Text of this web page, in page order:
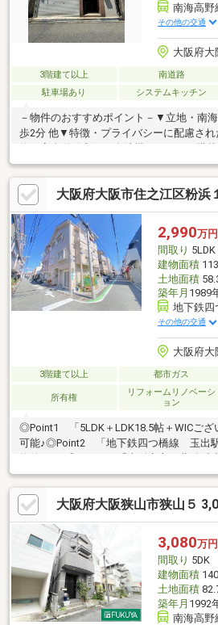
南海高野
その他の交通
大阪府大
3階建て以上 南道路
駐車場あり
システムキッチン
－物件のおすすめポイント－▼立地・南
歩2分 他▼特徴・プライバシーに配慮され
約、家事動線良好・食洗機・IHコンロ搭
ニー・屋根裏収納有▼外装リフォーム履
修【2020年10月】防水工事【2022年2月
境・スーパーナショナルおりおの店 徒歩
遠里小野小学校 徒歩5分(約330m)※構造:
ご希望の住まい探しをお手伝いします
細・ご相談はお気軽にお問い合わせくださ
大阪府大阪市住之江区粉浜
2,990万円
間取り 5LDK
建物面積
土地面積
築年月 1989
地下鉄四
その他の交通
大阪府大
3階建て以上 都市ガス
所有権
リフォームリノベーシ
ョン
◎Point1 「5LDK＋LDK18.5帖＋WICござ
可能♪◎Point2 「地下鉄四つ橋線 玉出
◎Point4 「周辺に生活施設が充実」スー
ニ、病院等充実の地域で豊かな生活を。
内覧予約受付中です！ＴＥＬ：06-4701-
大阪府大阪狭山市狭山５
3,080万円
間取り 5DK
建物面積
土地面積
築年月 1992
南海高野